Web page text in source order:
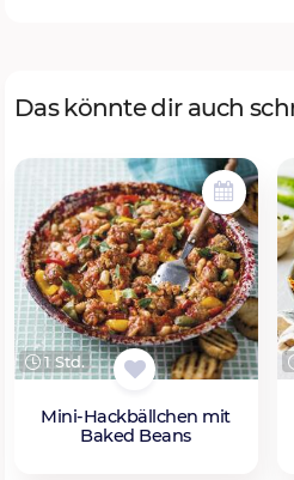
Das könnte dir auch
1 Std.
Mini-Hackbällchen mit
Baked Beans